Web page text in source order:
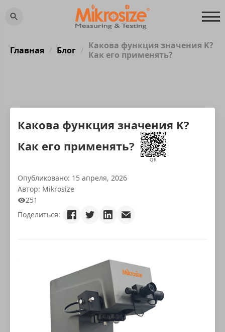
Главная / Блог / Какова функция значения K?
Как его применять?
Какова функция значения K?
Как его применять?
QR
Опубликовано: 15 апреля, 2026
Автор: Mikrosize
251
Поделиться: